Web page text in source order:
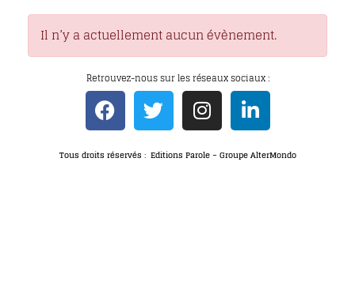
Il n’y a actuellement aucun évènement.
Retrouvez-nous sur les réseaux sociaux :
Tous droits réservés : Editions Parole – Groupe AlterMondo